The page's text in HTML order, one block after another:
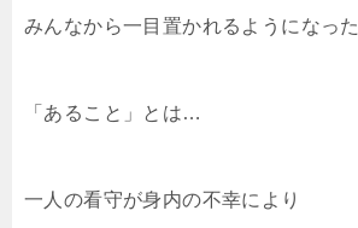
みんなから一目置かれるようになった
「あること」とは…
一人の看守が身内の不幸により